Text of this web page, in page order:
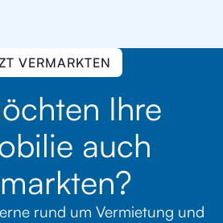
VERMARKTEN
Ihre
auch
rund um Vermietung und